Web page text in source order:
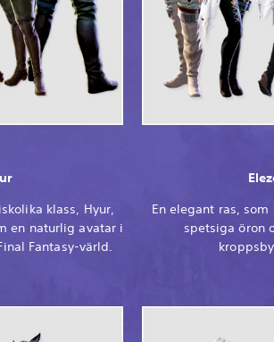
klass, Hyur,
en naturlig avatar i
Fantasy-värld.
En elegant ras,
spetsiga öron